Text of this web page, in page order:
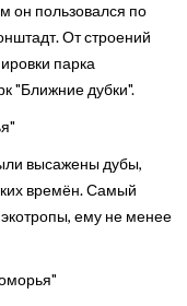
он пользовался по
От строений
парка
"Ближние дубки".
высажены дубы,
времён. Самый
экотропы, ему не менее